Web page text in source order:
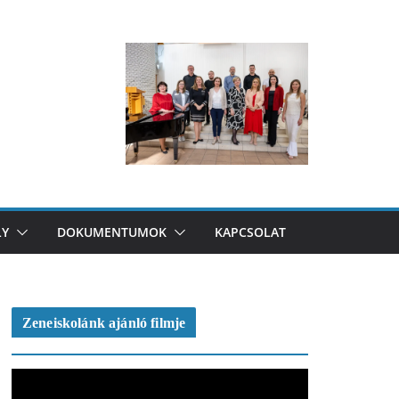
DOKUMENTUMOK KAPCSOLAT
Zeneiskolánk ajánló filmje